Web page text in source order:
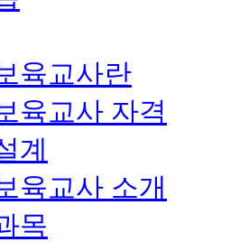
육교사란
육교사 자격
계
육교사 소개
목